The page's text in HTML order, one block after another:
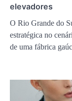
elevadores
O Rio Grande do
estratégica no
de uma fábrica